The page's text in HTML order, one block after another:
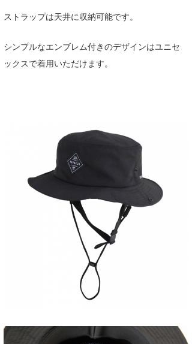
ストラップは天井に収納可能です。
シンプルなエンブレム付きのデザインはユニセ
ックスで着用いただけます。